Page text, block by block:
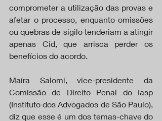
comprometer a utilização das provas e
afetar o processo, enquanto omissões
ou quebras de sigilo tenderiam a atingir
apenas Cid, que arrisca perder os
benefícios do acordo.
Maíra Salomi, vice-presidente da
Comissão de Direito Penal do Iasp
(Instituto dos Advogados de São Paulo),
diz que esse é um dos temas-chave do